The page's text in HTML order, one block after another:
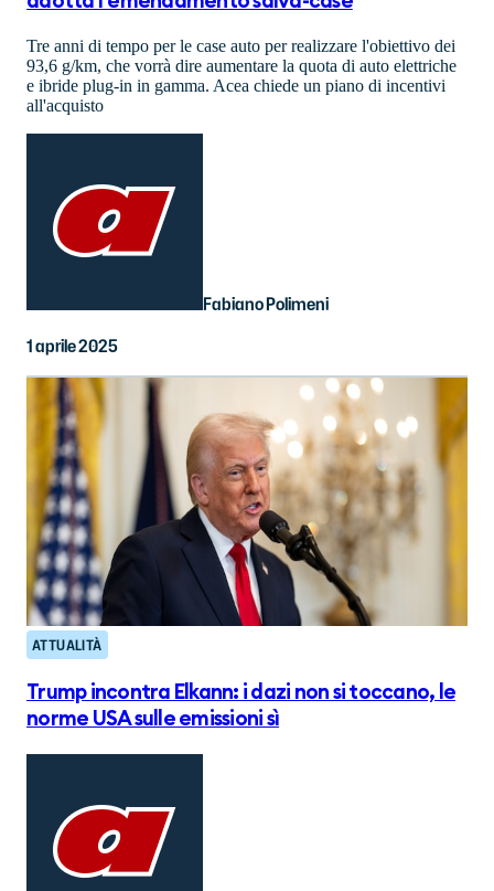
Tre anni di tempo per le case auto per realizzare l'obiettivo dei
93,6 g/km, che vorrà dire aumentare la quota di auto elettriche
e ibride plug-in in gamma. Acea chiede un piano di incentivi
all'acquisto
Fabiano Polimeni
1 aprile 2025
ATTUALITÀ
Trump incontra Elkann: i dazi non si toccano, le
norme USA sulle emissioni sì